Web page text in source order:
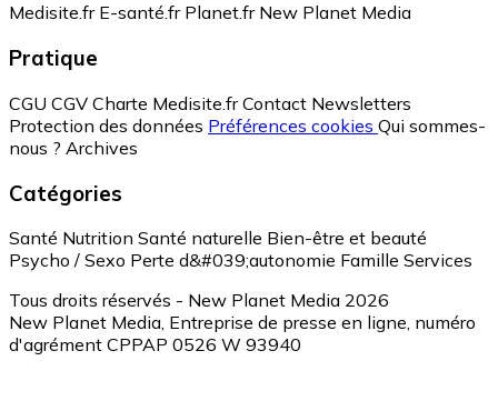
Medisite.fr E-santé.fr Planet.fr New Planet Media
Pratique
CGU CGV Charte Medisite.fr Contact Newsletters
Protection des données Préférences cookies Qui sommes-
nous ? Archives
Catégories
Santé Nutrition Santé naturelle Bien-être et beauté
Psycho / Sexo Perte d&#039;autonomie Famille Services
Tous droits réservés - New Planet Media 2026
New Planet Media, Entreprise de presse en ligne, numéro
d'agrément CPPAP 0526 W 93940